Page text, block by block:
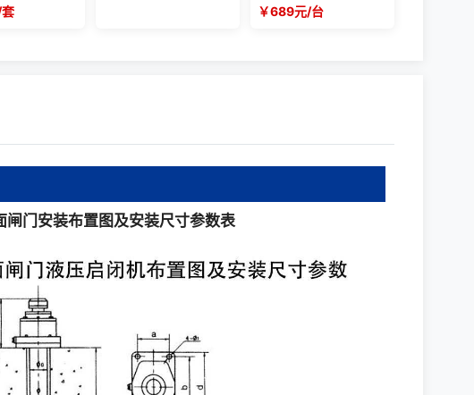
￥689元/台
闸门安装布置图及安装尺寸参数表